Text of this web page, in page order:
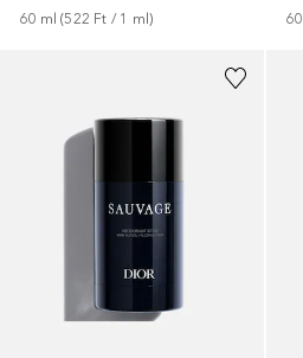
60 ml (522 Ft / 1 ml) 60